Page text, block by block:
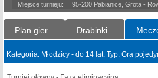
Miejsce turnieju:
95-200 Pabianice, Grota -
Plan gier Drabinki
Kategoria: Młodzicy - do 14 lat. Typ: Gra